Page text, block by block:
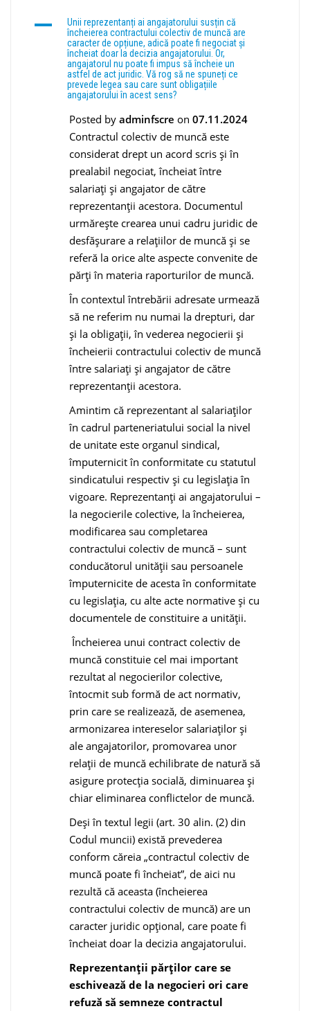
A
Unii reprezentanți ai angajatorului susțin că
încheierea contractului colectiv de muncă are
caracter de opțiune, adică poate fi negociat și
încheiat doar la decizia angajatorului. Or,
angajatorul nu poate fi impus să încheie un
astfel de act juridic. Vă rog să ne spuneți ce
prevede legea sau care sunt obligațiile
angajatorului în acest sens?
Posted by adminfscre on 07.11.2024
Contractul colectiv de muncă este
considerat drept un acord scris și în
prealabil negociat, încheiat între
salariați și angajator de către
reprezentanții acestora. Documentul
urmărește crearea unui cadru juridic de
desfășurare a relațiilor de muncă și se
referă la orice alte aspecte convenite de
părți în materia raporturilor de muncă.
În contextul întrebării adresate urmează
să ne referim nu numai la drepturi, dar
și la obligații, în vederea negocierii și
încheierii contractului colectiv de muncă
între salariați și angajator de către
reprezentanții acestora.
Amintim că reprezentant al salariaţilor
în cadrul parteneriatului social la nivel
de unitate este organul sindical,
împuternicit în conformitate cu statutul
sindicatului respectiv și cu legislația în
vigoare. Reprezentanți ai angajatorului –
la negocierile colective, la încheierea,
modificarea sau completarea
contractului colectiv de muncă – sunt
conducătorul unității sau persoanele
împuternicite de acesta în conformitate
cu legislația, cu alte acte normative și cu
documentele de constituire a unității.
Încheierea unui contract colectiv de
muncă constituie cel mai important
rezultat al negocierilor colective,
întocmit sub formă de act normativ,
prin care se realizează, de asemenea,
armonizarea intereselor salariaților și
ale angajatorilor, promovarea unor
relații de muncă echilibrate de natură să
asigure protecția socială, diminuarea și
chiar eliminarea conflictelor de muncă.
Deși în textul legii (art. 30 alin. (2) din
Codul muncii) există prevederea
conform căreia „contractul colectiv de
muncă poate fi încheiat”, de aici nu
rezultă că aceasta (încheierea
contractului colectiv de muncă) are un
caracter juridic opțional, care poate fi
încheiat doar la decizia angajatorului.
Reprezentanții părților care se
eschivează de la negocieri ori care
refuză să semneze contractul